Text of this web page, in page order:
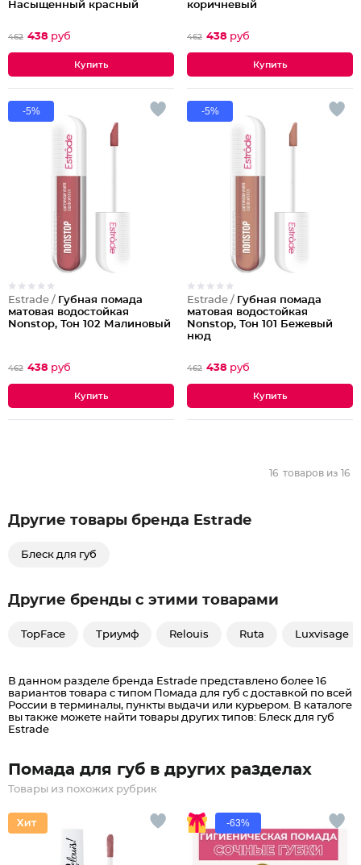
Насыщенный красный
462 438 руб
коричневый
462 438 руб
-5%
Estrade / Губная помада
матовая водостойкая
Nonstop, Тон 102 Малиновый
462 438 руб
-5%
Estrade / Губная помада
матовая водостойкая
Nonstop, Тон 101 Бежевый
нюд
462 438 руб
16 товаров из 16
Другие товары бренда Estrade
Блеск для губ
Другие бренды с этими товарами
TopFace Триумф Relouis Ruta Luxvisage
В данном разделе бренда Estrade представлено более 16
вариантов товара с типом Помада для губ c доставкой по всей
России в терминалы, пункты выдачи или курьером. В каталоге
вы также можете найти товары других типов: Блеск для губ
Estrade
Помада для губ в других разделах
Товары из похожих рубрик
-63%